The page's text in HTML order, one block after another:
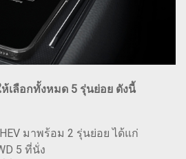
เลือกทั้งหมด 5 รุ่นย่อย ดังนี้
มาพร้อม 2 รุ่นย่อย ได้แก่
5 ที่นั่ง